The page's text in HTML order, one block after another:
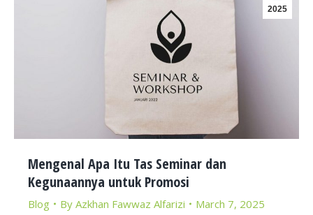
2025
Mengenal Apa Itu Tas Seminar dan
Kegunaannya untuk Promosi
Blog By Azkhan Fawwaz Alfarizi March 7, 2025